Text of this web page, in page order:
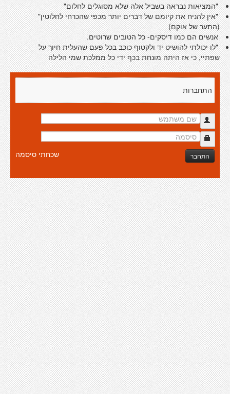
"המציאות נבראה בשביל אלה שלא מסוגלים לחלום"
"אין להניח את קיומם של דברים יותר מכפי שהכרחי לחלוטין"
(התער של אוקם)
אנשים הם כמו דיסקים- כל הטובים שרוטים.
"לו יכולתי להושיט יד ולקטוף כוכב בכל פעם שהעלית חיוך על
שפתיי, כי אז היתה מונחת בכף ידי כל ממלכת שמי הלילה
התחברות
התחבר שכחתי סיסמה